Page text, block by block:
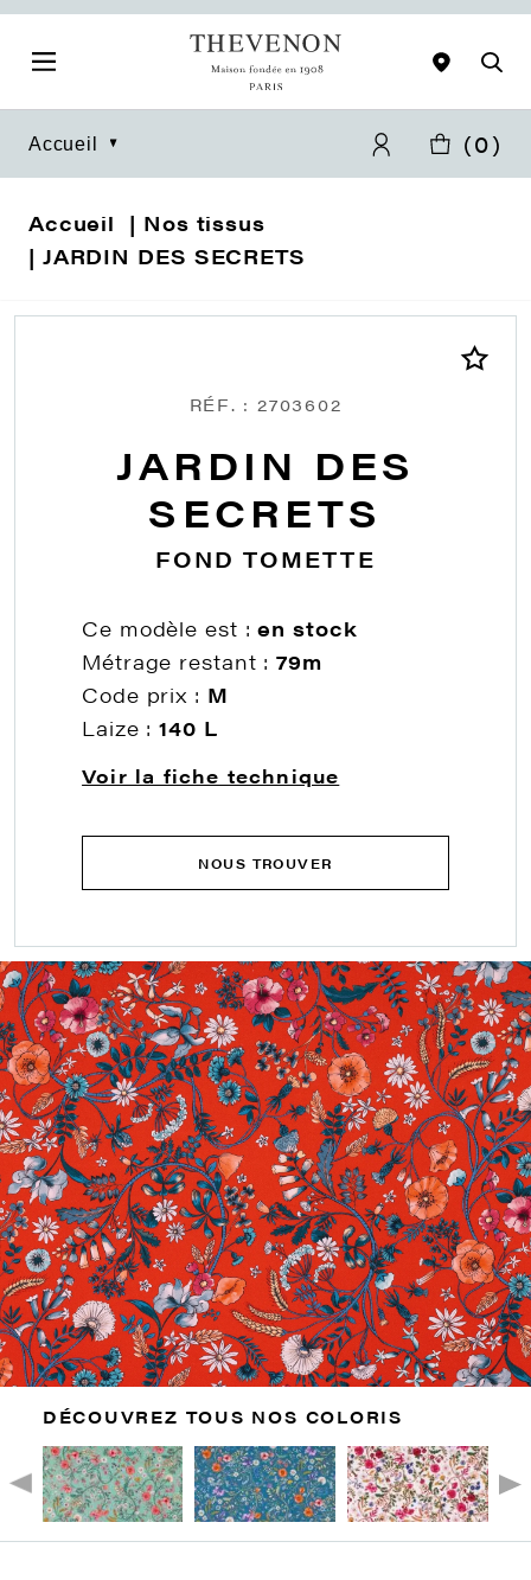
Accueil (0)
Accueil
Nos tissus
JARDIN DES SECRETS
RÉF. : 2703602
JARDIN DES
SECRETS
FOND TOMETTE
Ce modèle est :en stock
Métrage restant :79m
Code prix : M
Laize :140 L
Voir la fiche technique
NOUS TROUVER
DÉCOUVREZ TOUS NOS COLORIS